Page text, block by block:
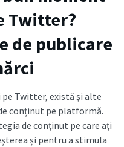
Twitter?
de publicare
Twitter, există și alte
conținut pe platformă.
de conținut pe care ați
și pentru a stimula